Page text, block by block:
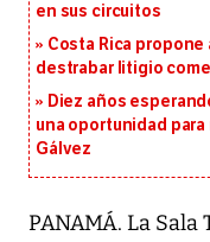
en sus circuitos
Costa Rica propone
destrabar litigio
Diez años
una oportunidad
Gálvez
PANAMÁ. La